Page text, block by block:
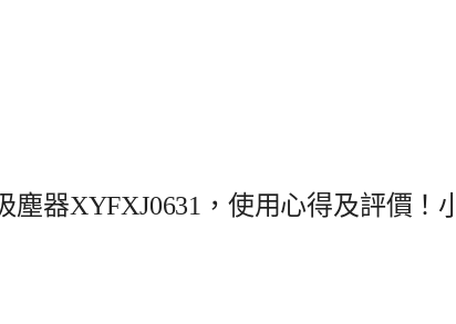
塵器XYFXJ0631，使用心得及評價！